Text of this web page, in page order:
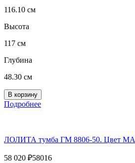
116.10 см
Высота
117 см
Глубина
48.30 см
Подробнее
ЛОЛИТА тумба ГМ 8806-50. Цвет
58 020 ₽58016